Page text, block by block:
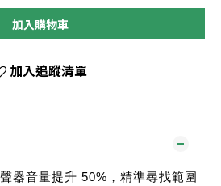
加入購物車
加入追蹤清單
器音量提升 50%，精準尋找範圍